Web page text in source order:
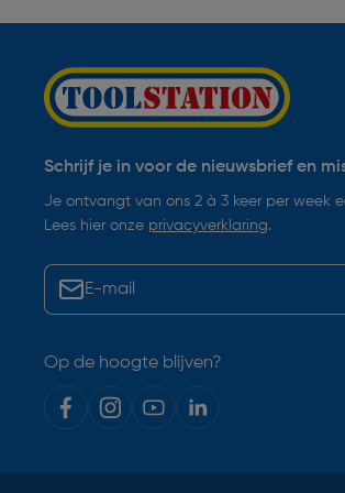
Schrijf je in voor de nieuwsbrief en
Je ontvangt van ons 2 à 3 keer per week
Lees hier onze privacyverklaring.
Op de hoogte blijven?